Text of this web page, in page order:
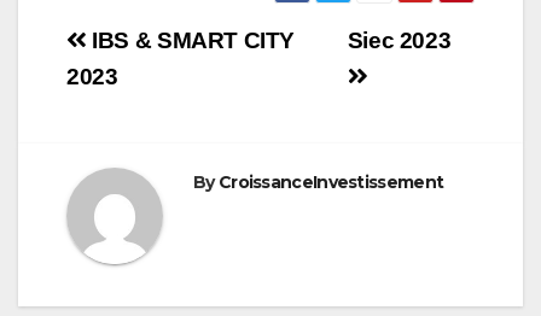
Navigation
de
Siec 2023
IBS & SMART CITY
2023
ByCroissanceInvestissement